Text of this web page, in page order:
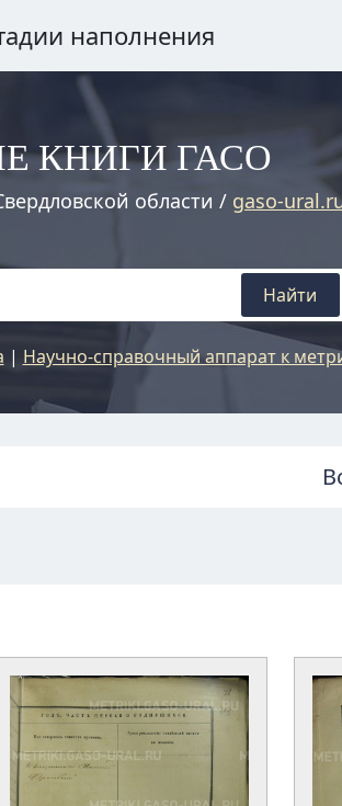
наполнения
КНИГИ ГАСО
области / gaso-
Найти
| Научно-справочный аппарат к